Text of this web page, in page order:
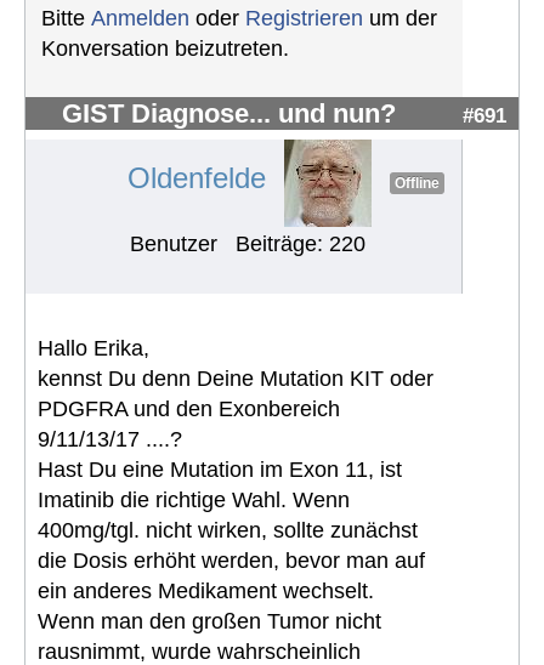
Bitte Anmelden oder Registrieren um der
Konversation beizutreten.
GIST Diagnose... und nun? #691
Oldenfelde Offline
Benutzer Beiträge: 220
Hallo Erika,
kennst Du denn Deine Mutation KIT oder
PDGFRA und den Exonbereich
9/11/13/17 ....?
Hast Du eine Mutation im Exon 11, ist
Imatinib die richtige Wahl. Wenn
400mg/tgl. nicht wirken, sollte zunächst
die Dosis erhöht werden, bevor man auf
ein anderes Medikament wechselt.
Wenn man den großen Tumor nicht
rausnimmt, wurde wahrscheinlich